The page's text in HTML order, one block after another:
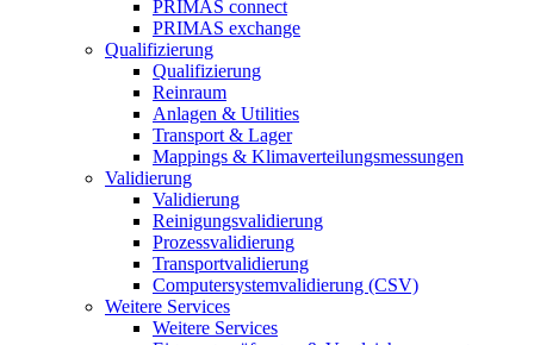
PRIMAS connect
PRIMAS exchange
Qualifizierung
Qualifizierung
Reinraum
Anlagen & Utilities
Transport & Lager
Mappings & Klimaverteilungsmessungen
Validierung
Validierung
Reinigungsvalidierung
Prozessvalidierung
Transportvalidierung
Computersystemvalidierung (CSV)
Weitere Services
Weitere Services